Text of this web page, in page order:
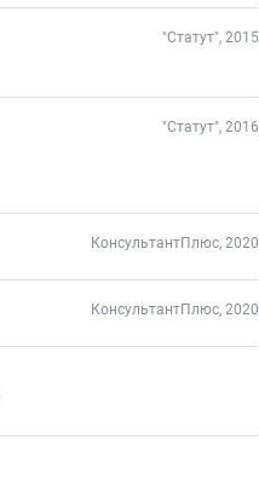
"Статут", 2015
"Статут", 2016
КонсультантПлюс, 2020
КонсультантПлюс, 2020